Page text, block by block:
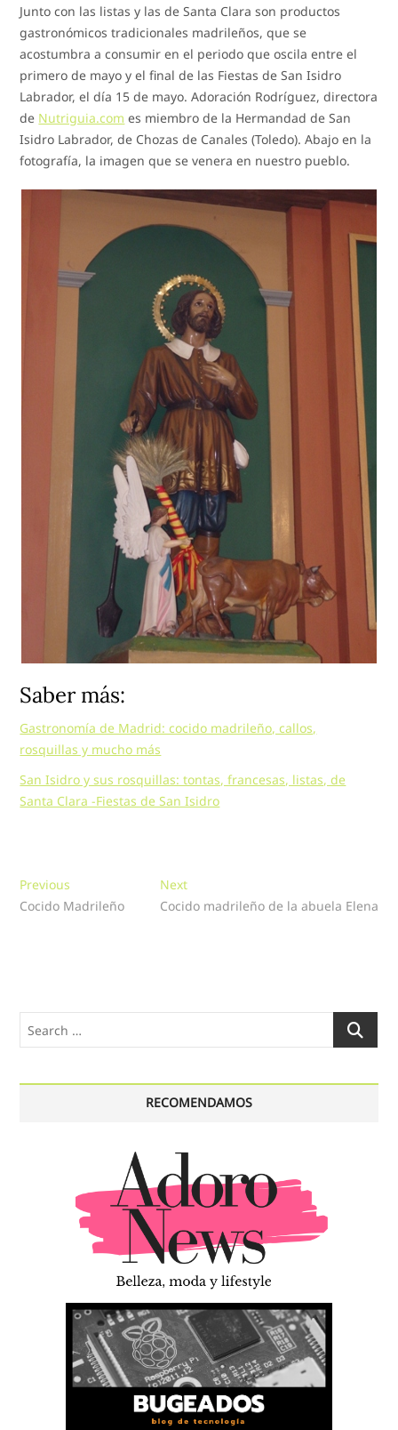
Junto con las listas y las de Santa Clara son productos
gastronómicos tradicionales madrileños, que se
acostumbra a consumir en el periodo que oscila entre el
primero de mayo y el final de las Fiestas de San Isidro
Labrador, el día 15 de mayo. Adoración Rodríguez, directora
de Nutriguia.com es miembro de la Hermandad de San
Isidro Labrador, de Chozas de Canales (Toledo). Abajo en la
fotografía, la imagen que se venera en nuestro pueblo.
Saber más:
Gastronomía de Madrid: cocido madrileño, callos,
rosquillas y mucho más
San Isidro y sus rosquillas: tontas, francesas, listas, de
Santa Clara -Fiestas de San Isidro
Navegación
de
Previous
post:
Cocido Madrileño
NextNext
post:
Cocido madrileño de la abuela Elena
Search
…
RECOMENDAMOS